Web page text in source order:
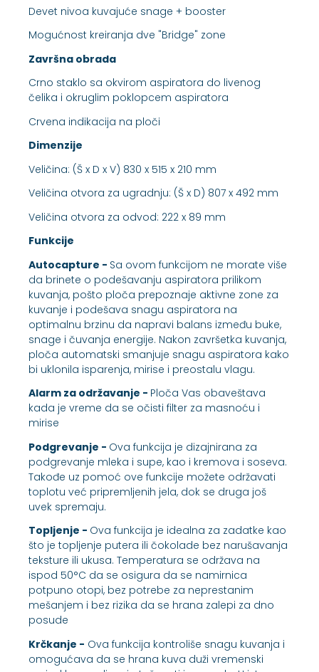
Devet nivoa kuvajuće snage + booster
Mogućnost kreiranja dve "Bridge" zone
Završna obrada
Crno staklo sa okvirom aspiratora do livenog
čelika i okruglim poklopcem aspiratora
Crvena indikacija na ploči
Dimenzije
Veličina: (Š x D x V) 830 x 515 x 210 mm
Veličina otvora za ugradnju: (Š x D) 807 x 492 mm
Veličina otvora za odvod: 222 x 89 mm
Funkcije
Autocapture - Sa ovom funkcijom ne morate više
da brinete o podešavanju aspiratora prilikom
kuvanja, pošto ploča prepoznaje aktivne zone za
kuvanje i podešava snagu aspiratora na
optimalnu brzinu da napravi balans između buke,
snage i čuvanja energije. Nakon završetka kuvanja,
ploča automatski smanjuje snagu aspiratora kako
bi uklonila isparenja, mirise i preostalu vlagu.
Alarm za održavanje - Ploča Vas obaveštava
kada je vreme da se očisti filter za masnoću i
mirise
Podgrevanje - Ova funkcija je dizajnirana za
podgrevanje mleka i supe, kao i kremova i soseva.
Takođe uz pomoć ove funkcije možete održavati
toplotu već pripremljenih jela, dok se druga još
uvek spremaju.
Topljenje - Ova funkcija je idealna za zadatke kao
što je topljenje putera ili čokolade bez narušavanja
teksture ili ukusa. Temperatura se održava na
ispod 50°C da se osigura da se namirnica
potpuno otopi, bez potrebe za neprestanim
mešanjem i bez rizika da se hrana zalepi za dno
posude
Krčkanje - Ova funkcija kontroliše snagu kuvanja i
omogućava da se hrana kuva duži vremenski